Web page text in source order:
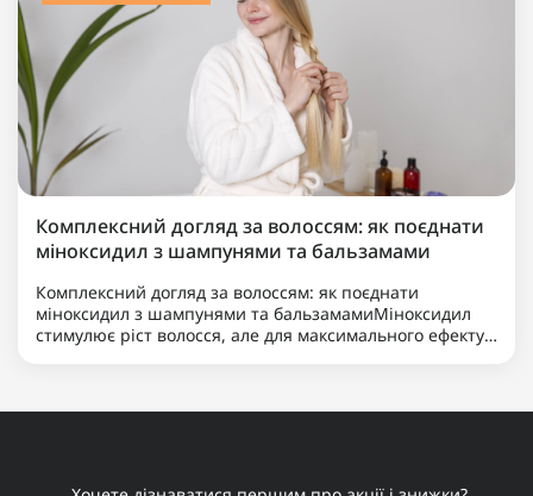
Комплексний догляд за волоссям: як поєднати
міноксидил з шампунями та бальзамами
Комплексний догляд за волоссям: як поєднати
міноксидил з шампунями та бальзамамиМіноксидил
стимулює ріст волосся, але для максимального ефекту